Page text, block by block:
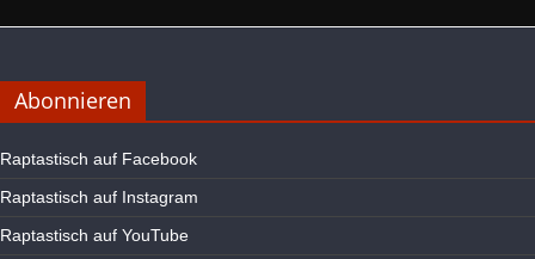
Abonnieren
Raptastisch auf Facebook
Raptastisch auf Instagram
Raptastisch auf YouTube